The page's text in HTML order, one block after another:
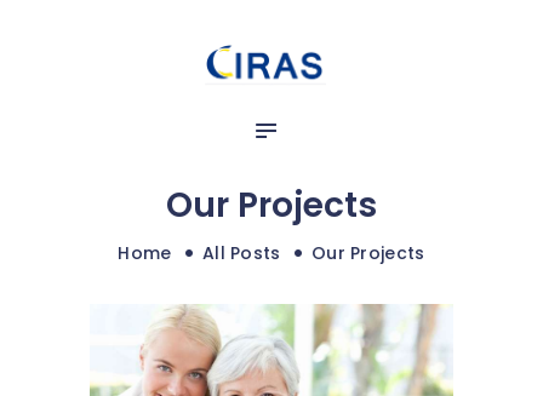
Our Projects
Home All Posts Our Projects
ASSURANCES DES
ASSURANCE DES
CONTACT